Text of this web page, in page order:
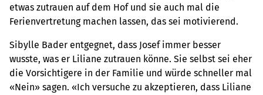
etwas zutrauen auf dem Hof und sie auch mal die
Ferienvertretung machen lassen, das sei motivierend.
Sibylle Bader entgegnet, dass Josef immer besser
wusste, was er Liliane zutrauen könne. Sie selbst sei eher
die Vorsichtigere in der Familie und würde schneller mal
«Nein» sagen. «Ich versuche zu akzeptieren, dass Liliane